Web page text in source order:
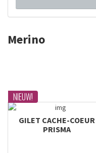
75
800
Merino
NIEUW!
GILET CACHE-COEUR
PRISMA